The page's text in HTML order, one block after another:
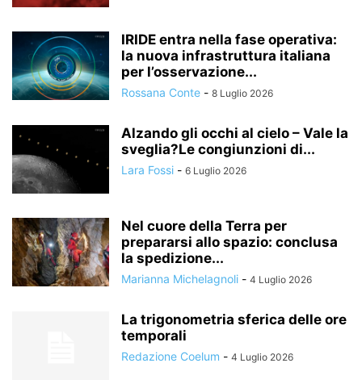
IRIDE entra nella fase operativa:
la nuova infrastruttura italiana
per l’osservazione...
Rossana Conte - 8 Luglio 2026
Alzando gli occhi al cielo – Vale la
sveglia?Le congiunzioni di...
Lara Fossi - 6 Luglio 2026
Nel cuore della Terra per
prepararsi allo spazio: conclusa
la spedizione...
Marianna Michelagnoli - 4 Luglio 2026
La trigonometria sferica delle ore
temporali
Redazione Coelum - 4 Luglio 2026